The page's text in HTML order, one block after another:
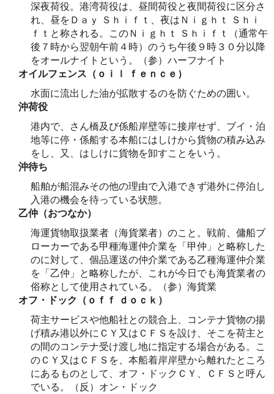
深夜荷役。港湾荷役は、昼間荷役と夜間荷役に区分さ
れ、昼をＤａｙ Ｓｈｉｆｔ、夜はＮｉｇｈｔ Ｓｈｉ
ｆｔと称される。このＮｉｇｈｔ Ｓｈｉｆｔ（通常午
後７時から翌朝午前４時）のうち午後９時３０分以降
をオールナイトという。（参）ハーフナイト
オイルフェンス（ｏｉｌ ｆｅｎｃｅ）
水面に流出した油が拡散するのを防ぐための囲い。
沖荷役
港内で、さん橋及び係船岸壁等に接岸せず、ブイ・泊
地等に停・係船する本船にはしけから貨物の積み込み
をし、又、はしけに貨物を卸すことをいう。
沖待ち
船舶が船混みその他の理由で入港できず港外に停泊し
入港の機会を待っている状態。
乙仲（おつなか）
海運貨物取扱業者（海貨業者）のこと。戦前、傭船ブ
ローカーである甲種海運仲介業を「甲仲」と略称した
のに対して、個品運送の仲介業である乙種海運仲介業
を「乙仲」と略称したが、これが今日でも海貨業者の
俗称として使用されている。（参）海貨業
オフ・ドック（ｏｆｆ ｄｏｃｋ）
荷主サービスや他船社との競合上、コンテナ貨物の揚
げ積み港以外にＣＹ又はＣＦＳを設け、そこを荷主と
の間のコンテナ受け渡し地に指定する場合がある。こ
のＣＹ又はＣＦＳを、本船着岸岸壁から離れたところ
にあるものとして、オフ・ドックＣＹ、ＣＦＳと呼ん
でいる。（反）オン・ドック